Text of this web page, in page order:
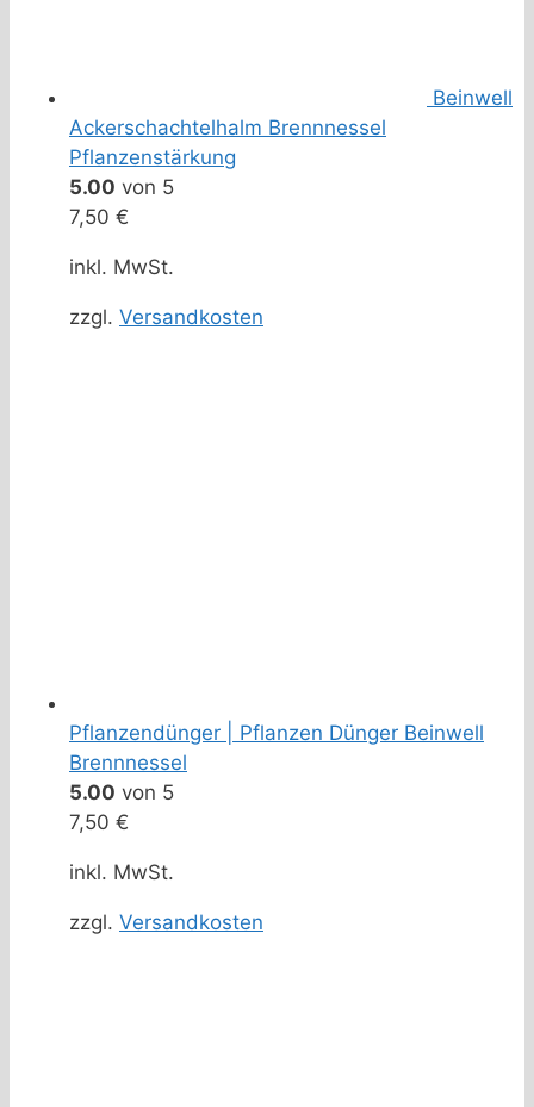
Beinwell
Ackerschachtelhalm Brennnessel
Pflanzenstärkung
5.00 von 5
7,50 €
inkl. MwSt.
zzgl. Versandkosten
Pflanzendünger | Pflanzen Dünger Beinwell
Brennnessel
5.00 von 5
7,50 €
inkl. MwSt.
zzgl. Versandkosten